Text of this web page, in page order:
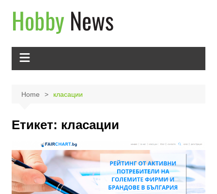
content
Home класации
Етикет: класации